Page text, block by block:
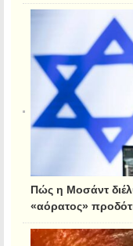
Πώς η Μοσάντ
«αόρατος»